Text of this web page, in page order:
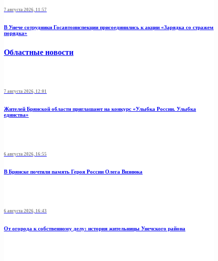
7 августа 2026, 11:57
В Унече сотрудники Госавтоинспекции присоединились к акции «Зарядка со стражем
порядка»
Областные новости
7 августа 2026, 12:01
Жителей Брянской области приглашают на конкурс «Улыбка России. Улыбка
единства»
6 августа 2026, 16:55
В Брянске почтили память Героя России Олега Визнюка
6 августа 2026, 16:43
От огорода к собственному делу: история жительницы Унечского района